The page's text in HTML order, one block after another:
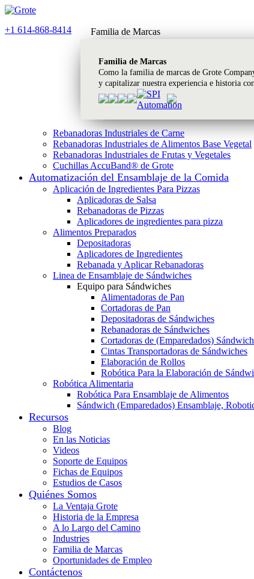
+1 614-868-8414 Familia de Marcas
Familia de Marcas
Como la familia de marcas de Grote
y capitalizar nuestra experiencia e historia
Rebanadoras Industriales de Carne
Rebanadoras Industriales de Alimentos Base Vegetal
Rebanadoras Industriales de Frutas y Vegetales
Cuchillas AccuBand® de Grote
Automatización del Ensamblaje de la Comida
Aplicación de Ingredientes Para Pizzas
Aplicadoras de Salsa
Rebanadoras de Pizzas
Aplicadores de ingredientes para pizza
Alimentos Preparados
Depositadoras
Aplicadores de Ingredientes
Rebanada y Aplicar Rebanadoras
Linea de Ensamblaje de Sándwiches
Equipo para Sándwiches
Alimentadoras de Pan
Cortadoras de Pan
Depositadoras de Sándwiches
Rebanadoras de Sándwiches
Cortadoras de (Emparedados)
Cintas Transportadoras de Sándwiches
Elaboración de Rollos
Robótica Para la Elaboración de
Robótica Alimentaria
Robótica Para Ensamblaje de Alimentos
Sándwich (Emparedados) Ensamblaje,
Recursos
Blog
En las Noticias
Videos
Soporte de Equipos
Fichas de Equipos
Estudios de Casos
Quiénes Somos
La Ventaja Grote
Historia de la Empresa
A lo Largo del Camino
Industries
Familia de Marcas
Oportunidades de Empleo
Contáctenos